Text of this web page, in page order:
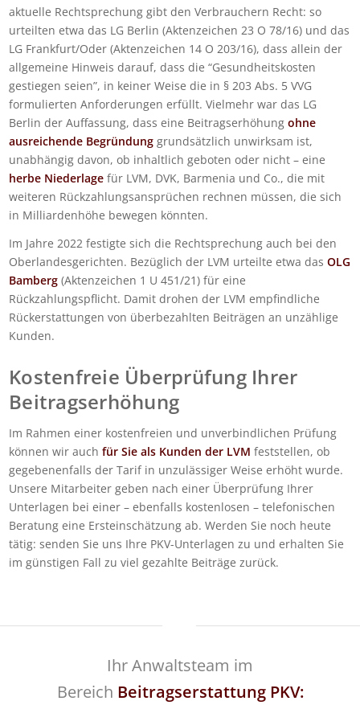
aktuelle Rechtsprechung gibt den Verbrauchern Recht: so
urteilten etwa das LG Berlin (Aktenzeichen 23 O 78/16) und das
LG Frankfurt/Oder (Aktenzeichen 14 O 203/16), dass allein der
allgemeine Hinweis darauf, dass die “Gesundheitskosten
gestiegen seien”, in keiner Weise die in § 203 Abs. 5 VVG
formulierten Anforderungen erfüllt. Vielmehr war das LG
Berlin der Auffassung, dass eine Beitragserhöhungohne
ausreichende Begründung grundsätzlich unwirksam ist,
unabhängig davon, ob inhaltlich geboten oder nicht – eine
herbe Niederlage für LVM, DVK, Barmenia und Co., die mit
weiteren Rückzahlungsansprüchen rechnen müssen, die sich
in Milliardenhöhe bewegen könnten.
Im Jahre 2022 festigte sich die Rechtsprechung auch bei den
Oberlandesgerichten. Bezüglich der LVM urteilte etwa das OLG
Bamberg (Aktenzeichen 1 U 451/21) für eine
Rückzahlungspflicht. Damit drohen der LVM empfindliche
Rückerstattungen von überbezahlten Beiträgen an unzählige
Kunden.
Kostenfreie Überprüfung Ihrer
Beitragserhöhung
Im Rahmen einer kostenfreien und unverbindlichen Prüfung
können wir auchfür Sie als Kunden der LVMfeststellen, ob
gegebenenfalls der Tarif in unzulässiger Weise erhöht wurde.
Unsere Mitarbeiter geben nach einer Überprüfung Ihrer
Unterlagen bei einer – ebenfalls kostenlosen – telefonischen
Beratung eine Ersteinschätzung ab. Werden Sie noch heute
tätig: senden Sie uns Ihre PKV-Unterlagen zu und erhalten Sie
im günstigen Fall zu viel gezahlte Beiträge zurück.
Ihr Anwaltsteam im
Bereich Beitragserstattung PKV: